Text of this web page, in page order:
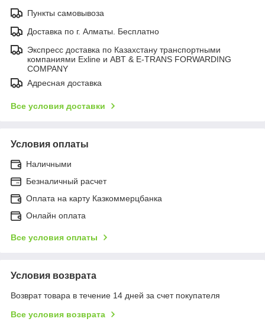
Пункты самовывоза
Доставка по г. Алматы. Бесплатно
Экспресс доставка по Казахстану транспортными
компаниями Exline и ABT & E-TRANS FORWARDING
COMPANY
Адресная доставка
Все условия доставки
Условия оплаты
Наличными
Безналичный расчет
Оплата на карту Казкоммерцбанка
Онлайн оплата
Все условия оплаты
Условия возврата
Возврат товара в течение 14 дней за счет покупателя
Все условия возврата